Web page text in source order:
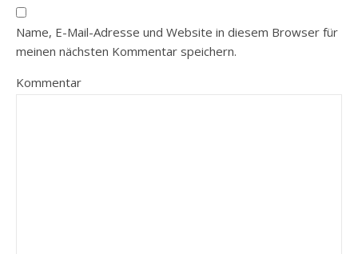
Name, E-Mail-Adresse und Website in diesem Browser für
meinen nächsten Kommentar speichern.
Kommentar